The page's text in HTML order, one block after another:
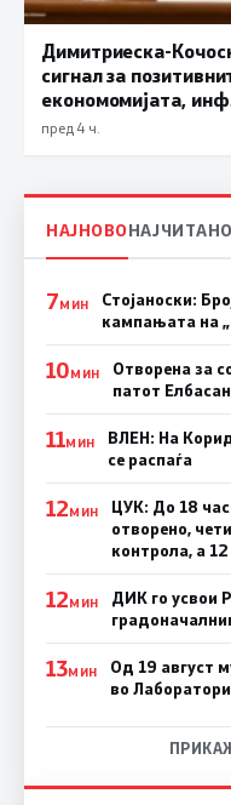
Димитриеска-
сигнал за
економомијата,
трендот на
пред 4 ч.
НАЈНОВОНАЈЧИТАНО
7МИН
Стојаноски:
кампањата на
10МИН
Отворена за
патот
11МИН
ВЛЕН: На
се распаѓа
12МИН
ЦУК: До 18
отворено,
контрола, а
12МИН
ДИК го усвои
13МИН
Од 19 август
во